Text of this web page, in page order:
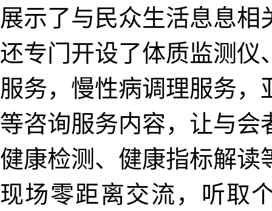
展示了与民众生活息息相
还专门开设了体质监测仪
服务，慢性病调理服务，
等咨询服务内容，让与会
健康检测、健康指标解读
现场零距离交流，听取